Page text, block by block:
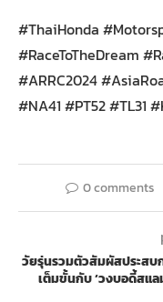
#ThaiHonda
#RaceToTheDream
#ARRC2024
#NA41 #PT52 #TL31
0 comments
วัยรุ่นรวมตัวสัมผัสประส
เต็มขั้นกับ ‘วงบอดี้สแล